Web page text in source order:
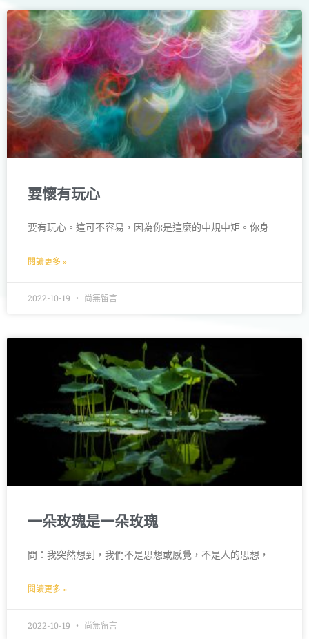
要懷有玩心
要有玩心。這可不容易，因為你是這麼的中規中矩。你身
閱讀更多 »
2022-10-19 尚無留言
一朵玫瑰是一朵玫瑰
問：我突然想到，我們不是思想或感覺，不是人的思想，
閱讀更多 »
2022-10-19 尚無留言